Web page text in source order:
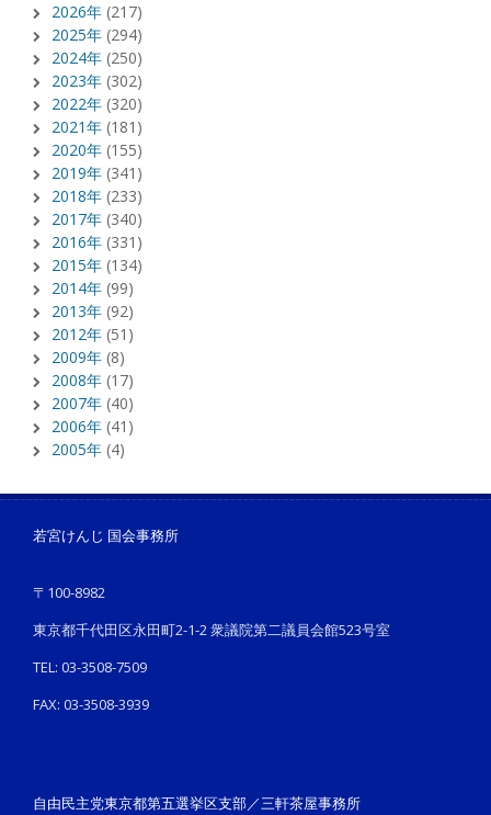
2026年 (217)
2025年 (294)
2024年 (250)
2023年 (302)
2022年 (320)
2021年 (181)
2020年 (155)
2019年 (341)
2018年 (233)
2017年 (340)
2016年 (331)
2015年 (134)
2014年 (99)
2013年 (92)
2012年 (51)
2009年 (8)
2008年 (17)
2007年 (40)
2006年 (41)
2005年 (4)
若宮けんじ 国会事務所
〒100-8982
東京都千代田区永田町2-1-2 衆議院第二議員会館523号室
TEL: 03-3508-7509
FAX: 03-3508-3939
自由民主党東京都第五選挙区支部／三軒茶屋事務所